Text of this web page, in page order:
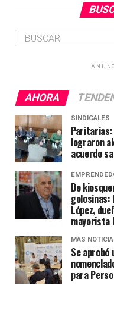
AHORA
SINDICALES
Paritarias:
lograron
acuerdo
De
golosinas:
López,
mayorista
MÁS
Se aprobó
para